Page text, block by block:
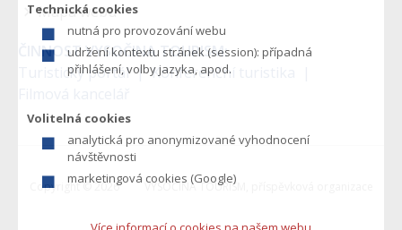
ČINNOST VYSOČINA TOURISM:
Turistický portál
Konferenční turistika
Menu
zápatí
Mapa webu
Copyright © 2026 VYSOČINA TOURISM, příspěvková organizace
Technická cookies
nutná pro provozování webu
udržení kontextu stránek (session): případná
přihlášení, volby jazyka, apod.
Volitelná cookies
analytická pro anonymizované vyhodnocení
návštěvnosti
marketingová cookies (Google)